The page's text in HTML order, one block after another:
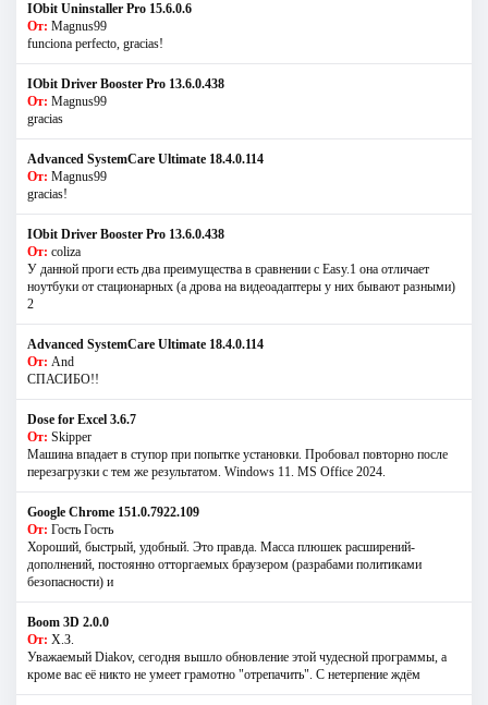
IObit Uninstaller Pro 15.6.0.6
От: Magnus99
funciona perfecto, gracias!
IObit Driver Booster Pro 13.6.0.438
От: Magnus99
gracias
Advanced SystemCare Ultimate 18.4.0.114
От: Magnus99
gracias!
IObit Driver Booster Pro 13.6.0.438
От: coliza
У данной проги есть два преимущества в сравнении с Easy.1 она отличает
ноутбуки от стационарных (а дрова на видеоадаптеры у них бывают разными)
2
Advanced SystemCare Ultimate 18.4.0.114
От: And
СПАСИБО!!
Dose for Excel 3.6.7
От: Skipper
Машина впадает в ступор при попытке установки. Пробовал повторно после
перезагрузки с тем же результатом. Windows 11. MS Offiсe 2024.
Google Chrome 151.0.7922.109
От: Гость Гость
Хороший, быстрый, удобный. Это правда. Масса плюшек расширений-
дополнений, постоянно отторгаемых браузером (разрабами политиками
безопасности) и
Boom 3D 2.0.0
От: Х.З.
Уважаемый Diakov, сегодня вышло обновление этой чудесной программы, а
кроме вас её никто не умеет грамотно "отрепачить". С нетерпение ждём